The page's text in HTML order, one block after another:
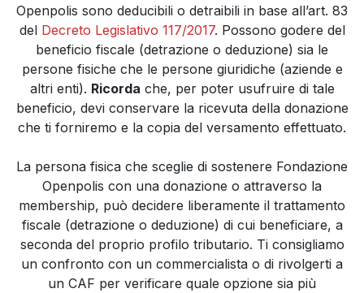
Openpolis sono deducibili o detraibili in base all’art. 83
del Decreto Legislativo 117/2017. Possono godere del
beneficio fiscale (detrazione o deduzione) sia le
persone fisiche che le persone giuridiche (aziende e
altri enti). Ricorda che, per poter usufruire di tale
beneficio, devi conservare la ricevuta della donazione
che ti forniremo e la copia del versamento effettuato.
La persona fisica che sceglie di sostenere Fondazione
Openpolis con una donazione o attraverso la
membership, può decidere liberamente il trattamento
fiscale (detrazione o deduzione) di cui beneficiare, a
seconda del proprio profilo tributario. Ti consigliamo
un confronto con un commercialista o di rivolgerti a
un CAF per verificare quale opzione sia più